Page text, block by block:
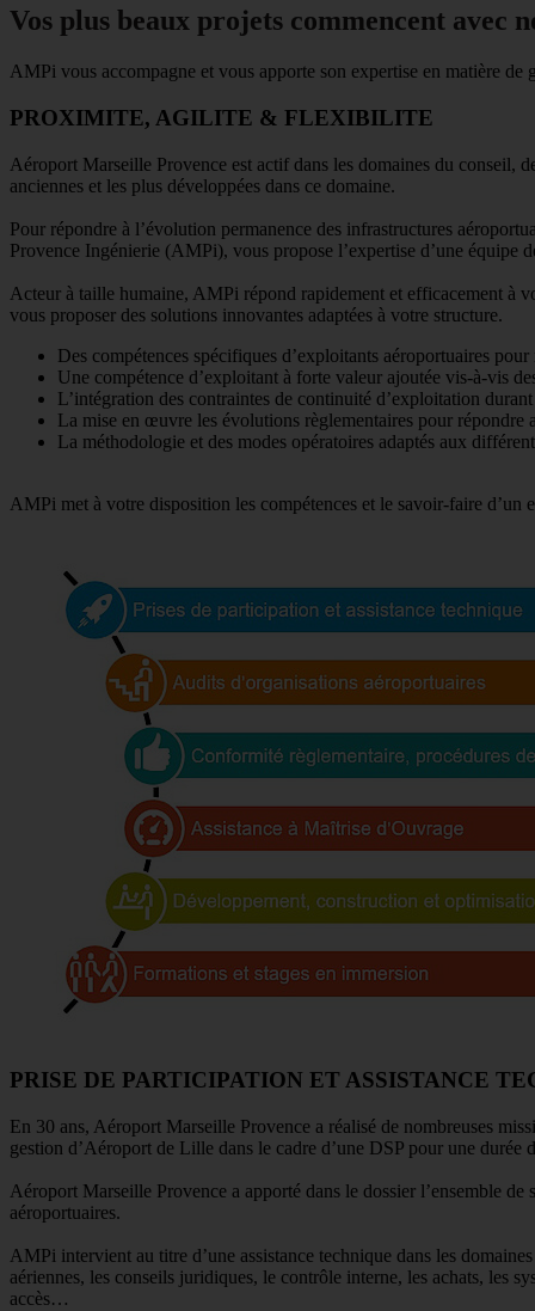
Vos plus beaux projets commencent avec
AMPi vous accompagne et vous apporte son expertise en matière
PROXIMITE, AGILITE & FLEXIBILITE
Aéroport Marseille Provence est actif dans les domaines du conseil,
anciennes et les plus développées dans ce domaine.
Pour répondre à l’évolution permanence des infrastructures
Provence Ingénierie (AMPi), vous propose l’expertise d’une équipe
Acteur à taille humaine, AMPi répond rapidement et efficacement à
vous proposer des solutions innovantes adaptées à votre structure.
Des compétences spécifiques d’exploitants aéroportuaires
Une compétence d’exploitant à forte valeur ajoutée vis-à-vis
L’intégration des contraintes de continuité d’exploitation
La mise en œuvre les évolutions règlementaires pour répondre
La méthodologie et des modes opératoires adaptés aux
AMPi met à votre disposition les compétences et le savoir-faire d’un
PRISE DE PARTICIPATION ET ASSISTANCE
En 30 ans, Aéroport Marseille Provence a réalisé de nombreuses
gestion d’Aéroport de Lille dans le cadre d’une DSP pour une durée
Aéroport Marseille Provence a apporté dans le dossier l’ensemble
aéroportuaires.
AMPi intervient au titre d’une assistance technique dans les
aériennes, les conseils juridiques, le contrôle interne, les achats, les
accès…